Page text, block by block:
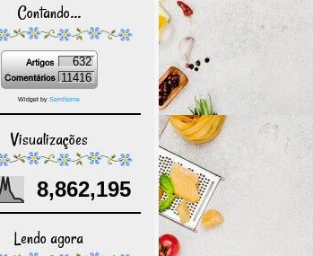
Contando...
632
11416
Widget by SemNome
Visualizações
8,862,195
Lendo agora